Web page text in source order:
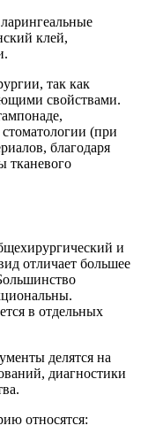
клей,
так как
свойствами.
(при
благодаря
тканевого
и
отличает большее
в отдельных
делятся на
диагностики
относятся: